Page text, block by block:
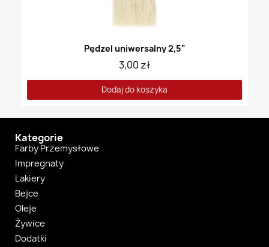
Pędzel uniwersalny 2,5"
3,00 zł
Dodaj do koszyka
Kategorie
Farby Przemysłowe
Impregnaty
Lakiery
Bejce
Oleje
Żywice
Dodatki